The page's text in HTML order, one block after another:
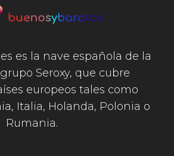
es la nave española de la
Seroxy, que cubre
europeos tales como
Italia, Holanda, Polonia o
Rumania.